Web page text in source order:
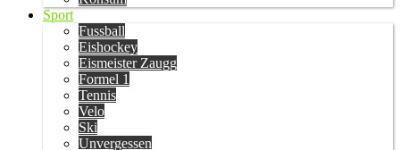
Sport
Fussball
Eishockey
Eismeister Zaugg
Formel 1
Tennis
Velo
Ski
Unvergessen